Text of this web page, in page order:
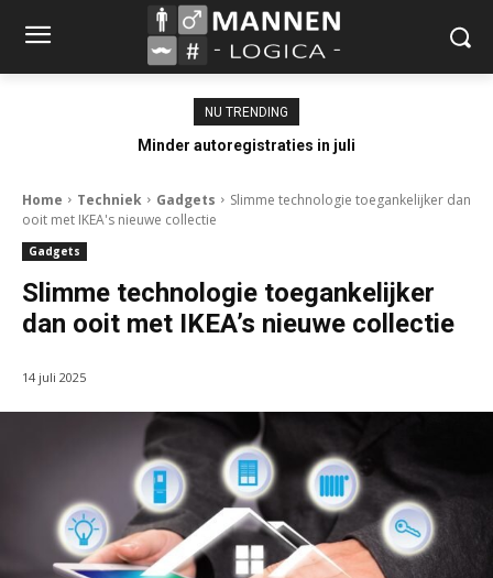
NU TRENDING
Minder autoregistraties in juli
Home Techniek Gadgets
Slimme technologie toegankelijker dan
ooit met IKEA's nieuwe collectie
Gadgets
Slimme technologie toegankelijker
dan ooit met IKEA’s nieuwe collectie
14 juli 2025